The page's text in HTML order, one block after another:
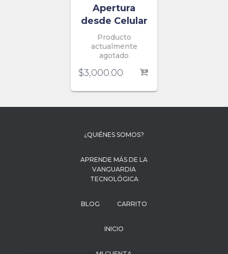
Apertura
desde Celular
Producto
actualmente
agotado
$3,000.00
¿QUIÉNES SOMOS?
APRENDE MÁS DE LA
VANGUARDIA
TECNOLÓGICA
BLOG CARRITO
INICIO